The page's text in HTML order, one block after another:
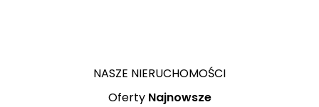
NASZE NIERUCHOMOŚCI
Oferty Najnowsze